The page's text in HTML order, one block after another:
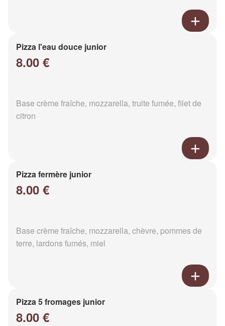
Pizza l'eau douce junior
8.00 €
Base crème fraîche, mozzarella, truite fumée, filet de
citron
Pizza fermère junior
8.00 €
Base crème fraîche, mozzarella, chèvre, pommes de
terre, lardons fumés, miel
Pizza 5 fromages junior
8.00 €